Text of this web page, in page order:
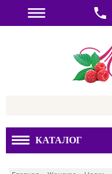
КАТАЛОГ